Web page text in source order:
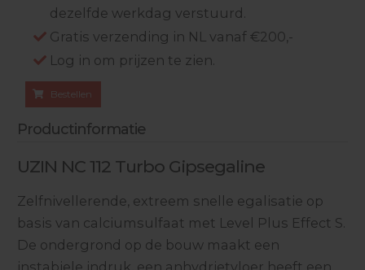
dezelfde werkdag verstuurd.
Gratis verzending in NL vanaf €200,-
Log in om prijzen te zien.
Bestellen
Productinformatie
UZIN NC 112 Turbo Gipsegaline
Zelfnivellerende, extreem snelle egalisatie op
basis van calciumsulfaat met Level Plus Effect S.
De ondergrond op de bouw maakt een
instabiele indruk, een anhydrietvloer heeft een